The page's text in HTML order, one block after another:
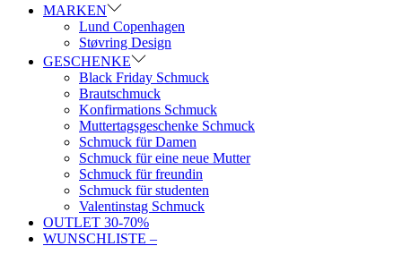
MARKEN
Lund Copenhagen
Støvring Design
GESCHENKE
Black Friday Schmuck
Brautschmuck
Konfirmations Schmuck
Muttertagsgeschenke Schmuck
Schmuck für Damen
Schmuck für eine neue Mutter
Schmuck für freundin
Schmuck für studenten
Valentinstag Schmuck
OUTLET 30-70%
WUNSCHLISTE –